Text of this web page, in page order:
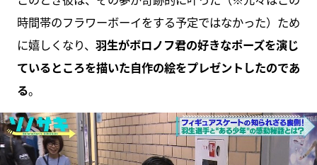
時間帯のフラワーボーイをする予定ではなかった）ため
に嬉しくなり、 羽生がボロノフ君の好きなポーズを演じ
ているところを描いた自作の絵をプレゼントしたのであ
る。